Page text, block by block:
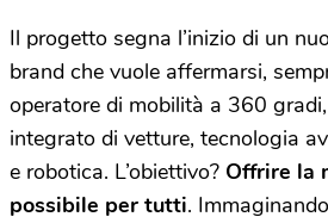
Il progetto segna l’inizio di un
brand che vuole affermarsi,
operatore di mobilità a 360
integrato di vetture, tecnologia
e robotica. L’obiettivo? Offrire la
possibile per tutti.